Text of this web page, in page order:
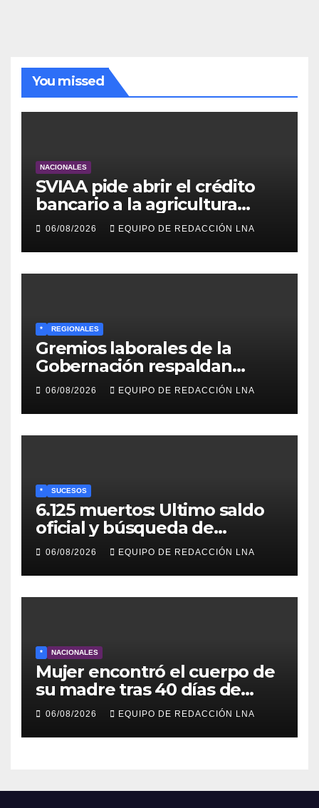
You missed
NACIONALES
SVIAA pide abrir el crédito
bancario a la agricultura
familiar en Venezuela
06/08/2026 EQUIPO DE REDACCIÓN LNA
* REGIONALES
Gremios laborales de la
Gobernación respaldan
propuesta de Bono
Recreativo de 100 dólares
para jubilados, pensionados y
activos
06/08/2026 EQUIPO DE REDACCIÓN LNA
* SUCESOS
6.125 muertos: Ultimo saldo
oficial y búsqueda de
cadáveres continúa entre los
escombros
06/08/2026 EQUIPO DE REDACCIÓN LNA
* NACIONALES
Mujer encontró el cuerpo de
su madre tras 40 días de
búsqueda en Tanaguarena
06/08/2026 EQUIPO DE REDACCIÓN LNA